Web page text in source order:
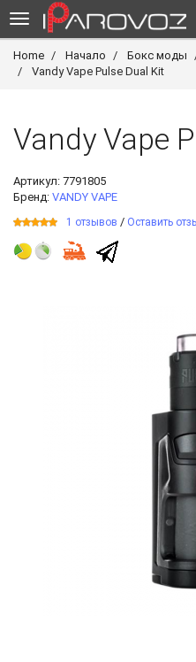
Home Начало Бокс моды
Vandy Vape Pulse Dual Kit
Vandy Vape
Артикул: 7791805
Бренд: VANDY VAPE
1 отзывов / Оставить